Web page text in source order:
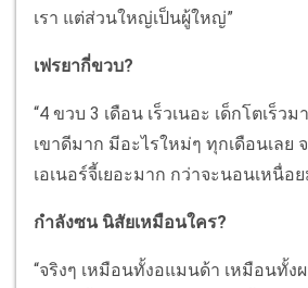
เรา แต่ส่วนใหญ่เป็นผู้ใหญ่”
เฟรยากี่ขวบ?
“4 ขวบ 3 เดือน เร็วเนอะ เด็กโตเร็
เขาดีมาก มีอะไรใหม่ๆ ทุกเดือนเลย
เอเนอร์จี้เยอะมาก กว่าจะนอนเหนื่อย
กำลังซน นิสัยเหมือนใคร?
“จริงๆ เหมือนทั้งอแมนด้า เหมือนทั้ง